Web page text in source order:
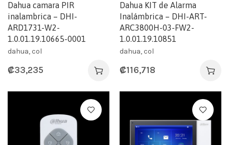
Dahua camara PIR
inalambrica – DHI-
ARD1731-W2-
1.0.01.19.10665-0001
dahua, col
₡33,235
Dahua KIT de Alarma
Inalámbrica – DHI-ART-
ARC3800H-03-FW2-
1.0.01.19.10851
dahua, col
₡116,718